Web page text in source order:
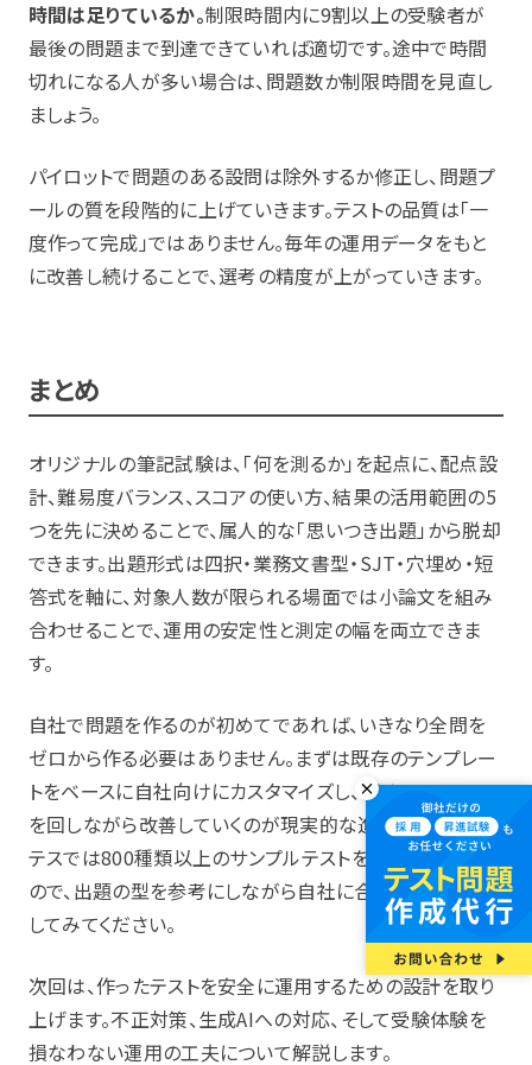
時間は足りているか。制限時間内に9割以上の受験者が
最後の問題まで到達できていれば適切です。途中で時間
切れになる人が多い場合は、問題数か制限時間を見直し
ましょう。
パイロットで問題のある設問は除外するか修正し、問題プ
ールの質を段階的に上げていきます。テストの品質は「一
度作って完成」ではありません。毎年の運用データをもと
に改善し続けることで、選考の精度が上がっていきます。
まとめ
オリジナルの筆記試験は、「何を測るか」を起点に、配点設
計、難易度バランス、スコアの使い方、結果の活用範囲の5
つを先に決めることで、属人的な「思いつき出題」から脱却
できます。出題形式は四択・業務文書型・SJT・穴埋め・短
答式を軸に、対象人数が限られる場面では小論文を組み
合わせることで、運用の安定性と測定の幅を両立できま
す。
自社で問題を作るのが初めてであれば、いきなり全問を
ゼロから作る必要はありません。まずは既存のテンプレー
トをベースに自社向けにカスタマイズし、パイロットテスト
を回しながら改善していくのが現実的な進め方です。ラク
テスでは800種類以上のサンプルテストを用意しています
ので、出題の型を参考にしながら自社に合った問題を設計
してみてください。
次回は、作ったテストを安全に運用するための設計を取り
上げます。不正対策、生成AIへの対応、そして受験体験を
損なわない運用の工夫について解説します。